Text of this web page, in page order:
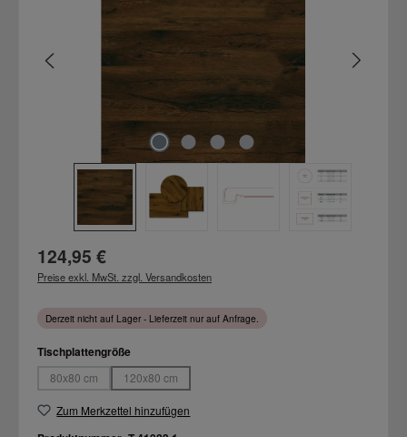
Regulärer Preis:
124,95 €
Preise exkl. MwSt. zzgl. Versandkosten
Derzeit nicht auf Lager - Lieferzeit nur auf Anfrage.
Tischplattengrößeauswählen
80x80 cm(Diese Option ist zurzeit nicht verfügbar.)
120x80 cm(Diese Option ist zurzeit nicht verfügbar.)
Zum Merkzettel hinzufügen